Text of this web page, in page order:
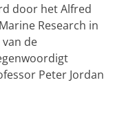
door het Alfred
Research in
de
Peter Jordan